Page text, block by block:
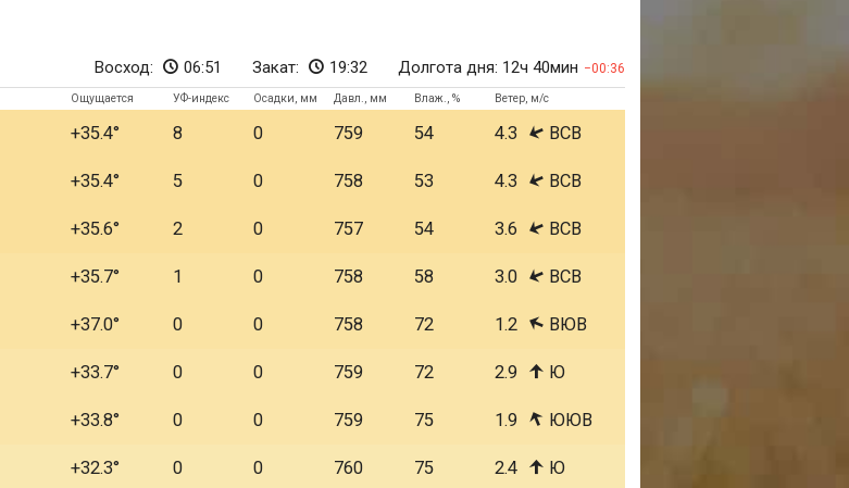
Восход: 06:51 Закат: 19:32 Долгота дня: 12ч 40мин 00:36
Ощущается УФ-индекс Осадки, мм Давл., мм Влаж., % Ветер, м/с
+35.4 8 0 759 54 4.3 ВСВ
+35.4 5 0 758 53 4.3 ВСВ
+35.6 2 0 757 54 3.6 ВСВ
+35.7 1 0 758 58 3.0 ВСВ
+37.0 0 0 758 72 1.2 ВЮВ
+33.7 0 0 759 72 2.9 Ю
+33.8 0 0 759 75 1.9 ЮЮВ
+32.3 0 0 760 75 2.4 Ю